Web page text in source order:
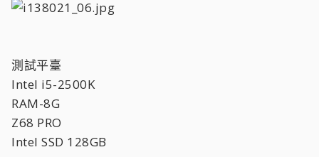
測試平臺
Intel i5-2500K
RAM-8G
Z68 PRO
Intel SSD 128GB